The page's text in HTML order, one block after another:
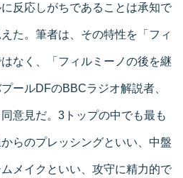
反応しがちであることは承知で
た。筆者は、その特性を「フィ
なく、「フィルミーノの後を継
ールDFのBBCラジオ解説者、
意見だ。3トップの中でも最も
らのプレッシングといい、中盤
メイクといい、攻守に精力的で